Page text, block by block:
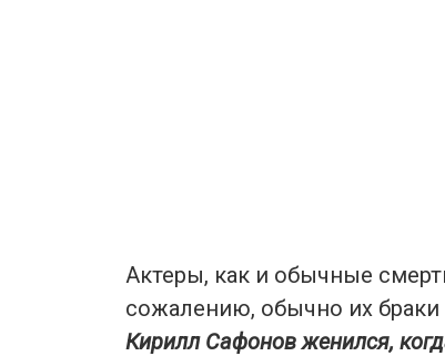
Актеры, как и обычные
сожалению, обычно их
Кирилл Сафонов женился,